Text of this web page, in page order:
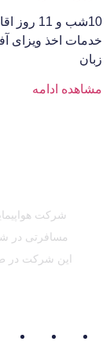
10شب و
خدمات اخذ ویزای
زبان
مشاهده ادامه
شرکت
مسافرتی در
این شرکت در